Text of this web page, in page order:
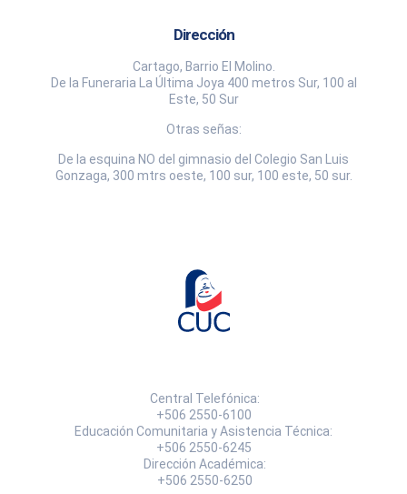
Dirección
Cartago, Barrio El Molino.
De la Funeraria La Última Joya 400 metros Sur, 100 al
Este, 50 Sur
Otras señas:
De la esquina NO del gimnasio del Colegio San Luis
Gonzaga, 300 mtrs oeste, 100 sur, 100 este, 50 sur.
Central Telefónica:
+506 2550-6100
Educación Comunitaria y Asistencia Técnica:
+506 2550-6245
Dirección Académica:
+506 2550-6250